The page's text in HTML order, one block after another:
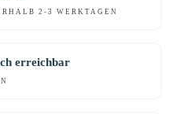
2-3 WERKTAGEN
erreichbar